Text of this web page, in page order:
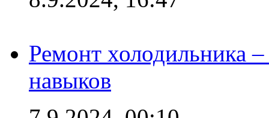
Ремонт холодильника
навыков